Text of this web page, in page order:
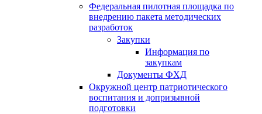
Федеральная пилотная площадка по
внедрению пакета методических
разработок
Закупки
Информация по
закупкам
Документы ФХД
Окружной центр патриотического
воспитания и допризывной
подготовки